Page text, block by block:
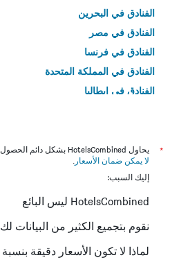
الفنادق في البحرين
الفنادق في مصر
الفنادق في فرنسا
الفنادق في المملكة المتحدة
الفنادق في إيطاليا
*
يحاول HotelsCombined بشكل دائم الحصول على الأسعار الدقيقة، ولكن
لا يمكن ضمان الأسعار .
إليك السبب:
HotelsCombined ليس البائع
نقوم بتجميع الكثير من البيانات لك
لماذا لا تكون الأسعار دقيقة بنسبة 100٪؟